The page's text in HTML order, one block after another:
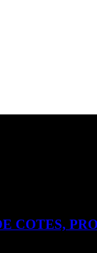
COTES,